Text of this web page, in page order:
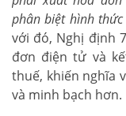
phân biệt hình
với đó, Nghị định
đơn điện tử và
thuế, khiến nghĩa
và minh bạch hơn.